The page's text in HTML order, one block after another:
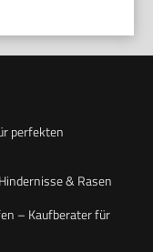
perfekten
& Rasen
– Kaufberater für